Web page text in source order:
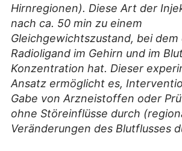
Hirnregionen). Diese Art der
nach ca. 50 min zu einem
Gleichgewichtszustand, bei dem
Radioligand im Gehirn und im
Konzentration hat. Dieser
Ansatz ermöglicht es,
Gabe von Arzneistoffen oder
ohne Störeinflüsse durch
Veränderungen des Blutflusses